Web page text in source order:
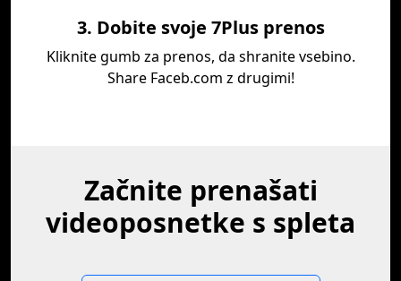
3. Dobite svoje 7Plus prenos
Kliknite gumb za prenos, da shranite vsebino.
Share Faceb.com z drugimi!
Začnite prenašati
videoposnetke s spleta